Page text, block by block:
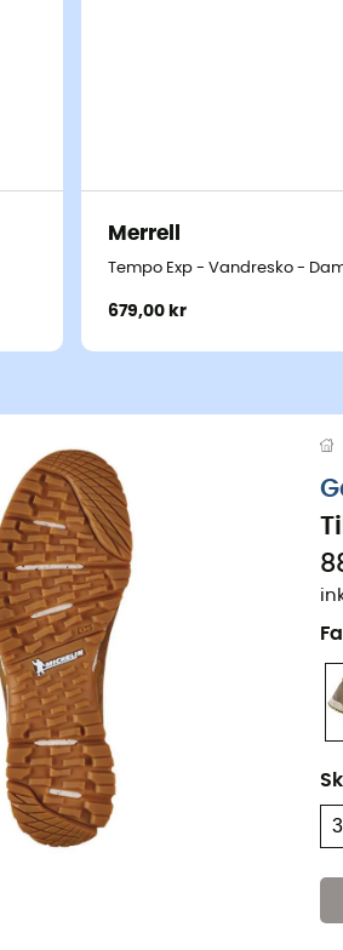
Merrell
Tempo Exp - Vandresko -
679,00 kr